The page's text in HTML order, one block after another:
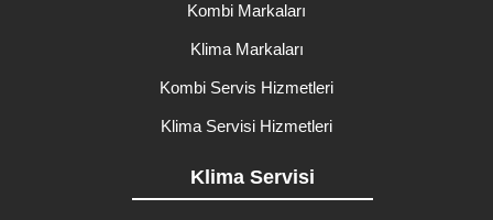
Kombi Markaları
Klima Markaları
Kombi Servis Hizmetleri
Klima Servisi Hizmetleri
Klima Servisi